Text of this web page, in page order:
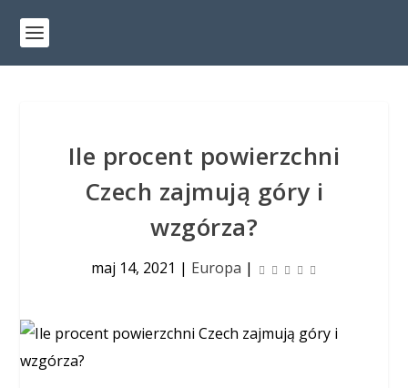
Ile procent powierzchni
Czech zajmują góry i
wzgórza?
maj 14, 2021 | Europa |